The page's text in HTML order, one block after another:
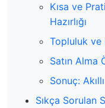
Kısa ve
Hazırlığı
Topluluk ve
Satın Alma
Sonuç:
Sıkça Sorulan